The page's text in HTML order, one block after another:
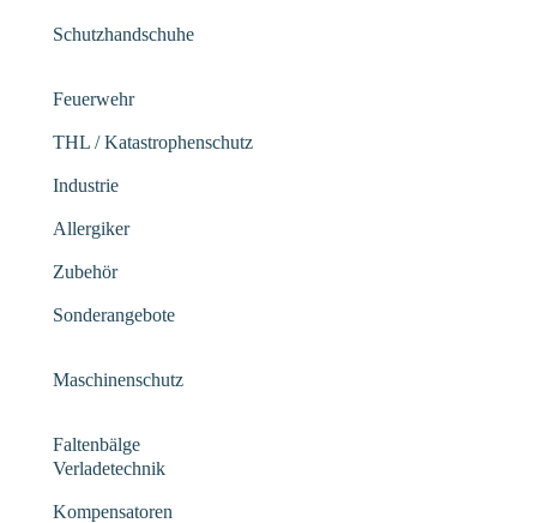
Schutzhandschuhe
Feuerwehr
THL / Katastrophenschutz
Industrie
Allergiker
Zubehör
Sonderangebote
Maschinenschutz
Faltenbälge
Verladetechnik
Kompensatoren